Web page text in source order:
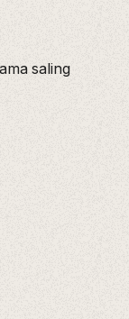
saling